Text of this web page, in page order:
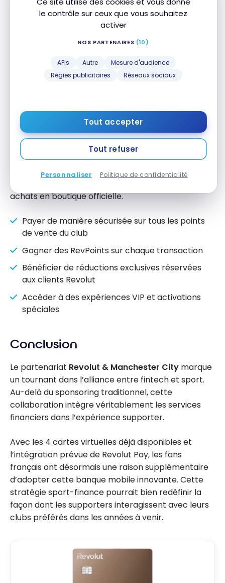
le contrôle sur ceux que vous souhaitez
activer
NOS PARTENAIRES (10)
APIs Autre
Mesure d'audience
Régies publicitaires
Réseaux sociaux
Tout accepter
Tout refuser
Personnaliser Politique de confidentialité
L’intégration future deRevolut Pay dans
technologie de paiement sécurisé transformera la
façon dont les supporters interagissent
financièrement avec leur club.
Cette intégration technologique vise à créer un
écosystème financier complet autour de
l’expérience supporter, de l’achat de billets aux
achats en boutique officielle.
Payer de manière sécurisée sur tous les points
de vente du club
Gagner des RevPoints sur chaque transaction
Bénéficier de réductions exclusives réservées
aux clients Revolut
Accéder à des expériences VIP et activations
spéciales
Conclusion
Le partenariat Revolut & Manchester City marque
un tournant dans l’alliance entre fintech et sport.
Au-delà du sponsoring traditionnel, cette
collaboration intègre véritablement les services
financiers dans l’expérience supporter.
Avec les 4 cartes virtuelles déjà disponibles et
l’intégration prévue de Revolut Pay, les fans
français ont désormais une raison supplémentaire
d’adopter cette banque mobile innovante. Cette
stratégie sport-finance pourrait bien redéfinir la
façon dont les supporters interagissent avec leurs
clubs préférés dans les années à venir.